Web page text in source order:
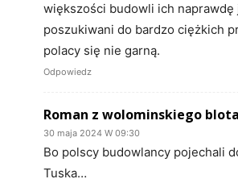
większości budowli ich naprawdę
poszukiwani do bardzo ciężkich
polacy się nie garną.
Odpowiedz
Roman z wolominskiego blota
30 maja 2024 W 09:30
Bo polscy budowlancy pojechali
Tuska…